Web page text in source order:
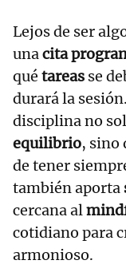
Lejos de ser
unacita
qué tareas se
durará la
disciplina no
equilibrio, sino
de tener
también aporta
cercana al
cotidiano para
armonioso.